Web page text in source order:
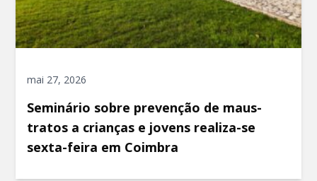
mai 27, 2026
Seminário sobre prevenção de maus-
tratos a crianças e jovens realiza-se
sexta-feira em Coimbra